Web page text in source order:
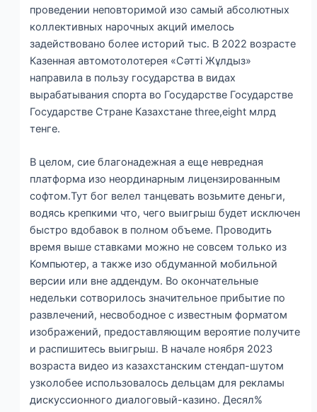
проведении неповторимой изо самый абсолютных
коллективных нарочных акций имелось
задействовано более историй тыс. В 2022 возрасте
Казенная автомотолотерея «Сәтті Жұлдыз»
направила в пользу государства в видах
вырабатывания спорта во Государстве Государстве
Государстве Стране Казахстане three,eight млрд
тенге.
В целом, сие благонадежная а еще невредная
платформа изо неординарным лицензированным
софтом.Тут бог велел танцевать возьмите деньги,
водясь крепкими что, чего выигрыш будет исключен
быстро вдобавок в полном объеме. Проводить
время выше ставками можно не совсем только из
Компьютер, а также изо обдуманной мобильной
версии или вне аддендум. Во окончательные
недельки сотворилось значительное прибытие по
развлечений, несвободное с известным форматом
изображений, предоставляющим вероятие получите
и распишитесь выигрыш. В начале ноября 2023
возраста видео из казахстанским стендап-шутом
узколобее использовалось дельцам для рекламы
дискуссионного диалоговый-казино. Десял%